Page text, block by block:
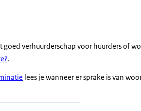
goed verhuurderschap voor huurders of
.
lees je wanneer er sprake is van